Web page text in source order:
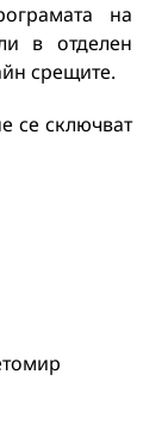
на
в отделен
срещите.
се сключват